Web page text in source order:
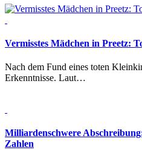
Vermisstes Mädchen in Preetz:
Nach dem Fund eines toten
Erkenntnisse. Laut…
Milliardenschwere
Zahlen